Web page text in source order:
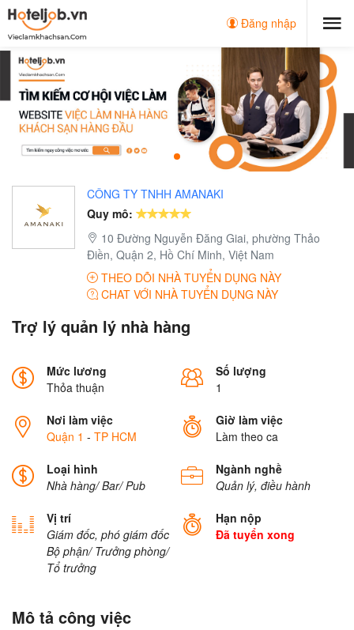
Đăng nhập
CÔNG TY TNHH AMANAKI
Quy mô:
10 Đường Nguyễn Đăng Giai, phường Thảo
Điền, Quận 2, Hồ Chí Minh, Việt Nam
THEO DÕI NHÀ TUYỂN DỤNG NÀY
CHAT VỚI NHÀ TUYỂN DỤNG NÀY
Trợ lý quản lý nhà hàng
Mức lương
Thỏa thuận
Số lượng
1
Nơi làm việc
Quận 1 - TP HCM
Giờ làm việc
Làm theo ca
Loại hình
Nhà hàng/ Bar/ Pub
Ngành nghề
Quản lý, điều hành
Vị trí
Giám đốc, phó giám đốc
Bộ phận/ Trưởng phòng/
Tổ trưởng
Hạn nộp
Đã tuyển xong
Mô tả công việc